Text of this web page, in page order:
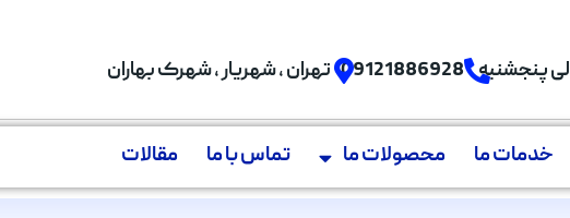
پنجشنبه 09121886928 تهران , شهریار , شهرک بهاران
خدمات ما محصولات ما تماس با ما مقالات